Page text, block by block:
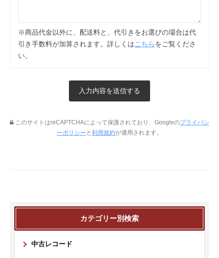
※商品代金以外に、配送料と、代引きをお選びの場合は代
引き手数料が加算されます。詳しくは こちら をご覧くださ
い。
このサイトはreCAPTCHAによって保護されており、Googleのプライバシ
ーポリシー と 利用規約が適用されます。
カテゴリー別検索
中古レコード